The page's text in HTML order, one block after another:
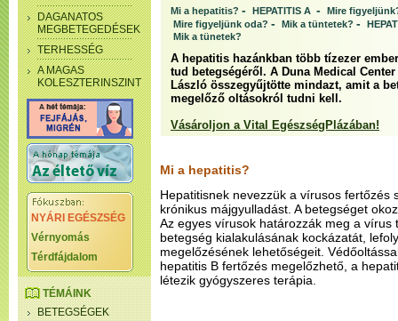
DAGANATOS
MEGBETEGEDÉSEK
TERHESSÉG
A MAGAS
KOLESZTERINSZINT
NYÁRI EGÉSZSÉG
Vérnyomás
Térdfájdalom
TÉMÁINK
BETEGSÉGEK
Mi a hepatitis? - HEPATITIS A - Mire
Mire figyeljünk oda? - Mik a tüntetek? -
Mik a tünetek?
A hepatitis hazánkban több tízezer
tud betegségéről. A Duna Medical
László összegyűjtötte mindazt, amit a
megelőző oltásokról tudni kell.
Vásároljon a Vital EgészségPlázában!
Mi a hepatitis?
Hepatitisnek nevezzük a vírusos fertőzés
krónikus májgyulladást. A betegséget
Az egyes vírusok határozzák meg a vírus
betegség kialakulásának kockázatát,
megelőzésének lehetőségeit.
hepatitis B fertőzés megelőzhető, a
létezik gyógyszeres terápia.